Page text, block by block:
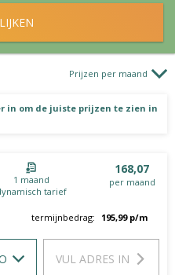
Prijzen per maand
in om de juiste prijzen te zien in
1 maand
tarief
168,07
per maand
termijnbedrag: 195,99 p/m
VUL ADRES IN